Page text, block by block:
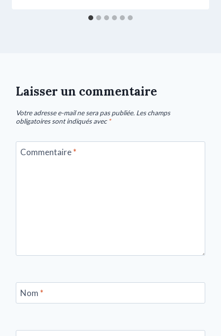
Laisser un commentaire
Votre adresse e-mail ne sera pas publiée. Les champs
obligatoires sont indiqués avec*
Commentaire*
Nom *